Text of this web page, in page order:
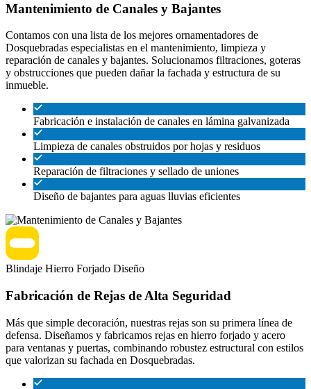
Mantenimiento de Canales y Bajantes
Contamos con una lista de los mejores ornamentadores de
Dosquebradas especialistas en el mantenimiento, limpieza y
reparación de canales y bajantes. Solucionamos filtraciones, goteras
y obstrucciones que pueden dañar la fachada y estructura de su
inmueble.
Fabricación e instalación de canales en lámina galvanizada
Limpieza de canales obstruidos por hojas y residuos
Reparación de filtraciones y sellado de uniones
Diseño de bajantes para aguas lluvias eficientes
Blindaje Hierro Forjado Diseño
Fabricación de Rejas de Alta Seguridad
Más que simple decoración, nuestras rejas son su primera línea de
defensa. Diseñamos y fabricamos rejas en hierro forjado y acero
para ventanas y puertas, combinando robustez estructural con estilos
que valorizan su fachada en Dosquebradas.